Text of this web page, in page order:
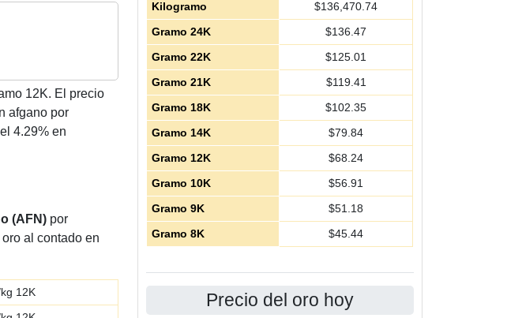
12K. El precio
afgano por
4.29% en
(AFN) por
al contado en
12K
Kilogramo
$136,470.74
Gramo 24K
$136.47
Gramo 22K
$125.01
Gramo 21K
$119.41
Gramo 18K
$102.35
Gramo 14K
$79.84
Gramo 12K
$68.24
Gramo 10K
$56.91
Gramo 9K
$51.18
Gramo 8K
$45.44
Precio del oro hoy